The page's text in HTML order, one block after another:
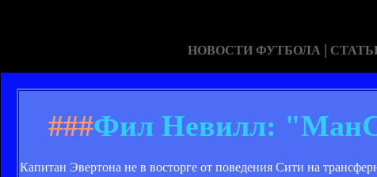
НОВОСТИ ФУТБОЛА |
###Фил Невилл:
Капитан Эвертона не в восторге от поведения Сити на